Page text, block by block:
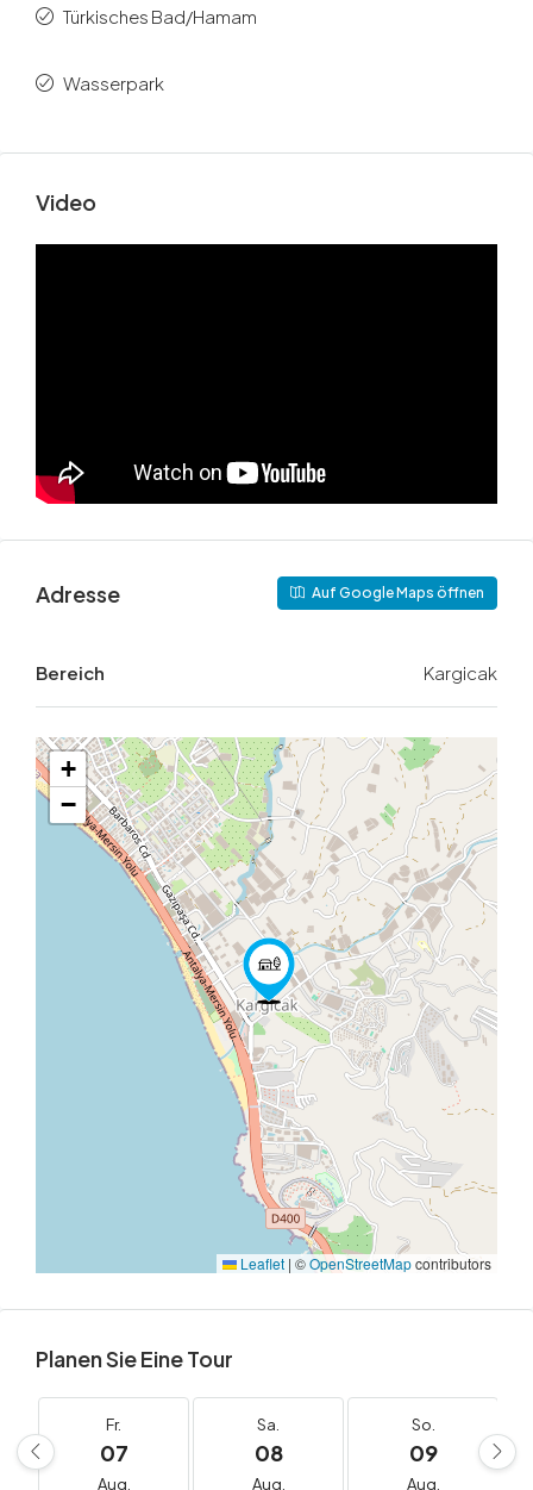
Türkisches Bad/Hamam
Wasserpark
Video
Adresse Auf Google Maps öffnen
Bereich Kargicak
+
−
Leaflet | ©OpenStreetMapcontributors
Planen Sie Eine Tour
Fr.
07
Aug.
Sa.
08
Aug.
So.
09
Aug.